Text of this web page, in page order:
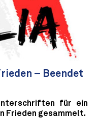
– Beendet
für ein
Frieden gesammelt.